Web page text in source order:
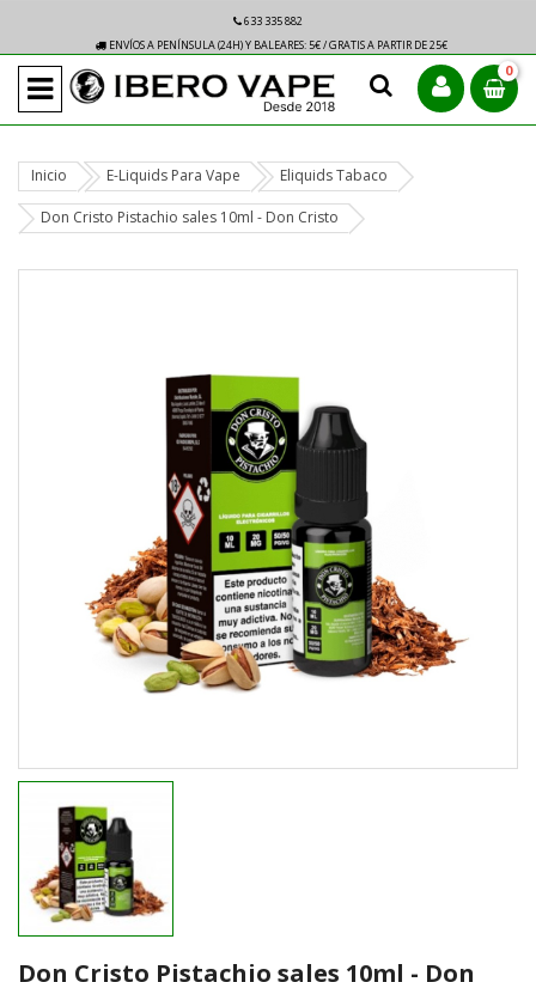
633 335 882
ENVÍOS A PENÍNSULA (24H) Y BALEARES: 5€ / GRATIS A PARTIR DE 25€
0
Inicio E-Liquids Para Vape Eliquids Tabaco
Don Cristo Pistachio sales 10ml - Don Cristo
Don Cristo Pistachio sales 10ml - Don